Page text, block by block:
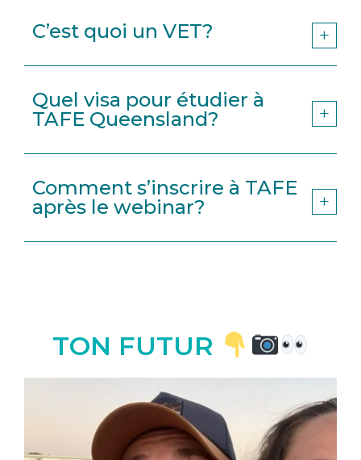
C’est quoi un VET?
Quel visa pour étudier à
TAFE Queensland?
Comment s’inscrire à TAFE
après le webinar?
TON FUTUR